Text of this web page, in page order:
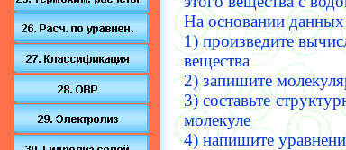
На основании данных
1) произведите
вещества
2) запишите
3) составьте
молекуле
4) напишите